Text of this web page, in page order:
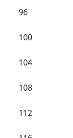
96
100
104
108
112